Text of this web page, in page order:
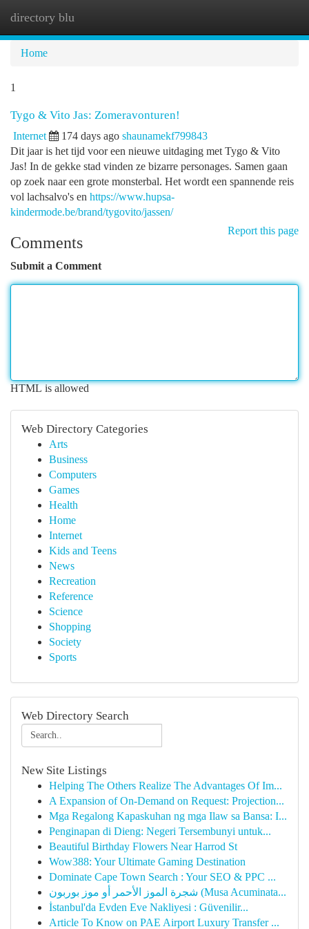
directory blu
Home
1
Tygo & Vito Jas: Zomeravonturen!
Internet 174 days ago shaunamekf799843
Dit jaar is het tijd voor een nieuwe uitdaging met Tygo & Vito
Jas! In de gekke stad vinden ze bizarre personages. Samen gaan
op zoek naar een grote monsterbal. Het wordt een spannende reis
vol lachsalvo's en https://www.hupsa-
kindermode.be/brand/tygovito/jassen/
Report this page
Comments
Submit a Comment
HTML is allowed
Web Directory Categories
Arts
Business
Computers
Games
Health
Home
Internet
Kids and Teens
News
Recreation
Reference
Science
Shopping
Society
Sports
Web Directory Search
New Site Listings
Helping The Others Realize The Advantages Of Im...
A Expansion of On-Demand on Request: Projection...
Mga Regalong Kapaskuhan ng mga Ilaw sa Bansa: I...
Penginapan di Dieng: Negeri Tersembunyi untuk...
Beautiful Birthday Flowers Near Harrod St
Wow388: Your Ultimate Gaming Destination
Dominate Cape Town Search : Your SEO & PPC ...
شجرة الموز الأحمر أو موز بوربون (Musa Acuminata...
İstanbul'da Evden Eve Nakliyesi : Güvenilir...
Article To Know on PAE Airport Luxury Transfer ...